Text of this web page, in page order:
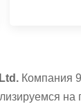
Компания
на